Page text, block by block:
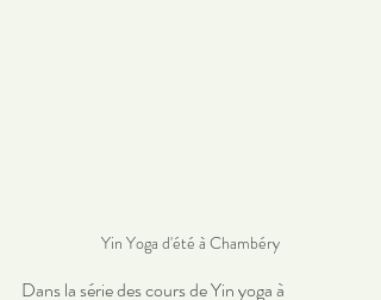
Yin Yoga d'été à Chambéry
Dans la série des cours de Yin yoga à